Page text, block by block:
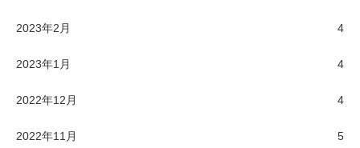
2023年2月 4
2023年1月 4
2022年12月 4
2022年11月 5